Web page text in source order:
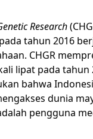
Research
tahun 2016
CHGR
lipat pada tahun
bahwa
dunia
pengguna